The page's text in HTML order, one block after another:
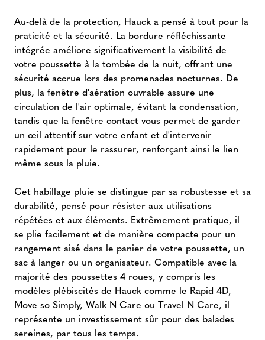
Au-delà de la protection, Hauck a pensé à tout pour la
praticité et la sécurité. La bordure réfléchissante
intégrée améliore significativement la visibilité de
votre poussette à la tombée de la nuit, offrant une
sécurité accrue lors des promenades nocturnes. De
plus, la fenêtre d'aération ouvrable assure une
circulation de l'air optimale, évitant la condensation,
tandis que la fenêtre contact vous permet de garder
un œil attentif sur votre enfant et d'intervenir
rapidement pour le rassurer, renforçant ainsi le lien
même sous la pluie.
Cet habillage pluie se distingue par sa robustesse et sa
durabilité, pensé pour résister aux utilisations
répétées et aux éléments. Extrêmement pratique, il
se plie facilement et de manière compacte pour un
rangement aisé dans le panier de votre poussette, un
sac à langer ou un organisateur. Compatible avec la
majorité des poussettes 4 roues, y compris les
modèles plébiscités de Hauck comme le Rapid 4D,
Move so Simply, Walk N Care ou Travel N Care, il
représente un investissement sûr pour des balades
sereines, par tous les temps.